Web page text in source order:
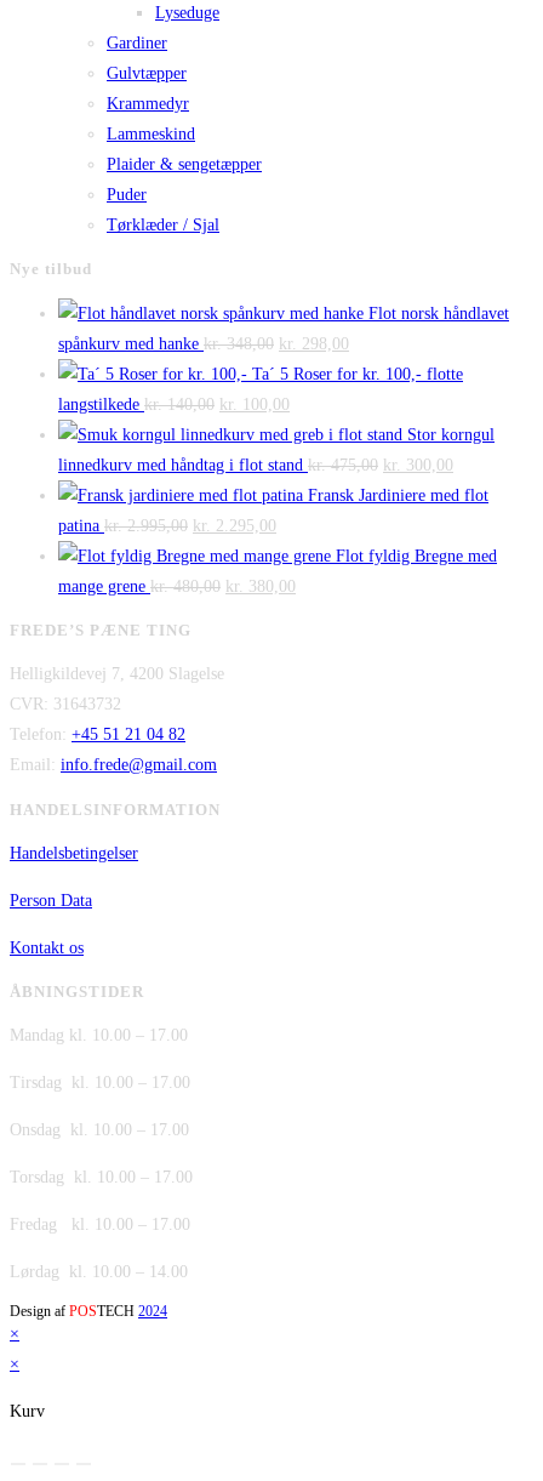
Lyseduge
Gardiner
Gulvtæpper
Krammedyr
Lammeskind
Plaider & sengetæpper
Puder
Tørklæder / Sjal
Nye tilbud
Flot norsk håndlavet
spånkurv med hanke kr.348,00 Den
oprindelige
pris
var:
kr. 348,00.
kr. 298,00
aktuelle
er:
kr. 298,00.
Ta´ 5 Roser for kr. 100,- flotte
langstilkede kr.140,00 Den
oprindelige
pris
var:
kr. 140,00.
kr. 100,00
aktuelle
pris
er:
Stor korngul
linnedkurv med håndtag i flot stand kr.475,00 Den
oprindelige
var:
kr. 300,00
aktuelle
er:
Fransk Jardiniere med flot
patina kr.2.995,00 Den
oprindelige
pris
kr. 2.295,00
aktuelle
pris
Flot fyldig Bregne med
mange grene kr.480,00 Den
kr. 380,00
FREDE’S PÆNE TING
Helligkildevej 7, 4200 Slagelse
CVR: 31643732
Telefon: +45 51 21 04 82
Email: info.frede@gmail.com
HANDELSINFORMATION
Handelsbetingelser
Person Data
Kontakt os
ÅBNINGSTIDER
Mandag kl. 10.00 – 17.00
Tirsdag kl. 10.00 – 17.00
Onsdag kl. 10.00 – 17.00
Torsdag kl. 10.00 – 17.00
Fredag kl. 10.00 – 17.00
Lørdag kl. 10.00 – 14.00
Design af POSTECH 2024
×
×
Kurv